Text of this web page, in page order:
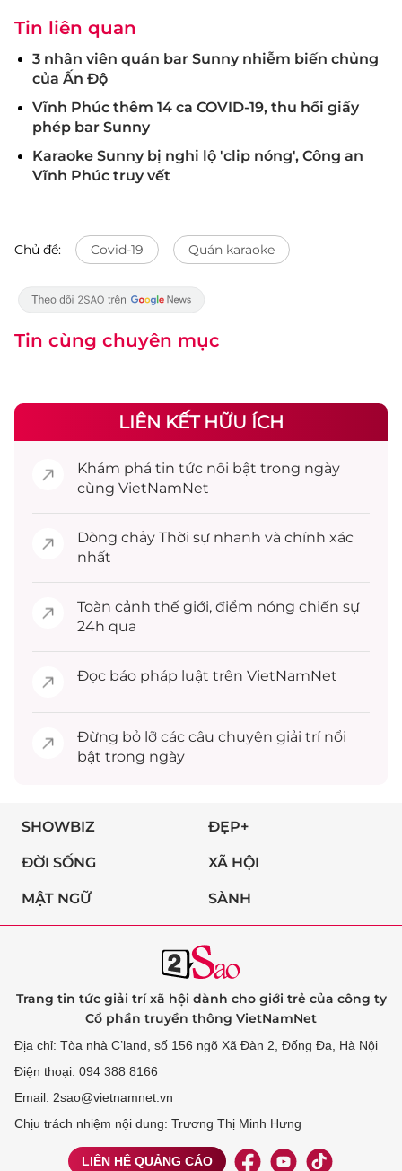
Tin liên quan
3 nhân viên quán bar Sunny nhiễm biến chủng
của Ấn Độ
Vĩnh Phúc thêm 14 ca COVID-19, thu hồi giấy
phép bar Sunny
Karaoke Sunny bị nghi lộ 'clip nóng', Công an
Vĩnh Phúc truy vết
Chủ đề: Covid-19 Quán karaoke
Tin cùng chuyên mục
LIÊN KẾT HỮU ÍCH
Khám phá tin tức nổi bật trong ngày
cùng VietNamNet
Dòng chảy Thời sự nhanh và chính xác
nhất
Toàn cảnh thế giới, điểm nóng chiến sự
24h qua
Đọc báo pháp luật trên VietNamNet
Đừng bỏ lỡ các câu chuyện giải trínổi
bật trong ngày
SHOWBIZ ĐẸP+
ĐỜI SỐNG XÃ HỘI
MẬT NGỮ SÀNH
Trang tin tức giải trí xã hội dành cho giới trẻ của công ty
Cổ phần truyền thông VietNamNet
Địa chỉ: Tòa nhà C’land, số 156 ngõ Xã Đàn 2, Đống Đa, Hà Nội
Điện thoại: 094 388 8166
Email: 2sao@vietnamnet.vn
Chịu trách nhiệm nội dung: Trương Thị Minh Hưng
LIÊN HỆ QUẢNG CÁO